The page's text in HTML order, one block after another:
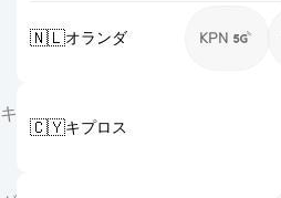
🇳🇱オランダ KPN
キ
🇨🇾キプロス